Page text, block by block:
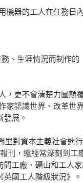
機器的工人在任務日
、生涯情況而制作
，更不會清楚力圖顛
家認識世界、改革世
展。
對資本主義社會進
刊，還經常深刻到
工廠、礦山和工人
國工人階級狀況》。